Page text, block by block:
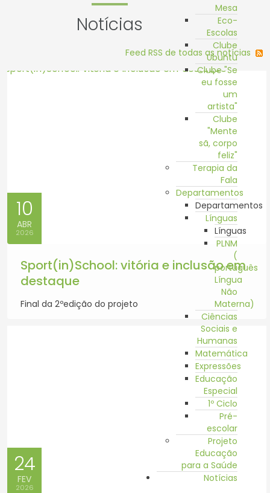
Mesa
Eco-
Escolas
Clube
Ubuntu
Clube "Se
eu fosse
um
artista"
Clube
"Mente
sã, corpo
feliz"
Terapia da
Fala
Departamentos
Departamentos
Línguas
Línguas
PLNM
(
português
Língua
Não
Materna)
Ciências
Sociais e
Humanas
Matemática
Expressões
Educação
Especial
1º Ciclo
Pré-
escolar
Projeto
Educação
para a Saúde
Notícias
Notícias
Feed RSS de todas as notícias
10
ABR
2026
Sport(in)School: vitória e inclusão em
destaque
Final da 2ºedição do projeto
24
FEV
2026